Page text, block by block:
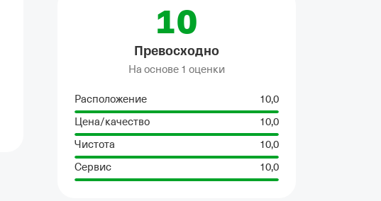
10
Превосходно
На основе 1 оценки
Расположение
10,0
Цена/качество
10,0
Чистота
10,0
Сервис
10,0